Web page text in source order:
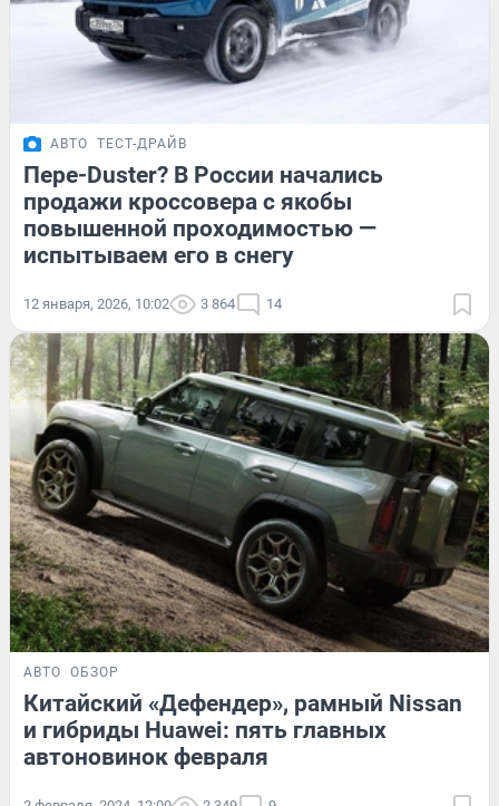
АВТО ТЕСТ-ДРАЙВ
Пере-Duster? В России начались
продажи кроссовера с якобы
повышенной проходимостью —
испытываем его в снегу
12 января, 2026, 10:02 3 864 14
АВТО ОБЗОР
Китайский «Дефендер», рамный Nissan
и гибриды Huawei: пять главных
автоновинок февраля